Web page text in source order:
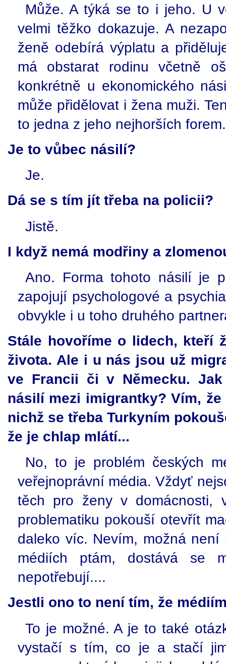
Může. A týká se to i jeho. U
velmi těžko dokazuje. A
ženě odebírá výplatu a
má obstarat rodinu včetně
konkrétně u ekonomického
může přidělovat i žena muži.
to jedna z jeho nejhorších forem.
Je to vůbec násilí?
Je.
Dá se s tím jít třeba na policii?
Jistě.
I když nemá modřiny a
Ano. Forma tohoto násilí je
zapojují psychologové a
obvykle i u toho druhého
Stále hovoříme o lidech, kteří
života. Ale i u nás jsou už
ve Francii či v Německu.
násilí mezi imigrantky? Vím,
nichž se třeba Turkyním
že je chlap mlátí...
No, to je problém českých
veřejnoprávní média. Vždyť
těch pro ženy v domácnosti,
problematiku pokouší otevřít
daleko víc. Nevím, možná
médiích ptám, dostává se
nepotřebují....
Jestli ono to není tím, že
To je možné. A je to také
vystačí s tím, co je a stačí